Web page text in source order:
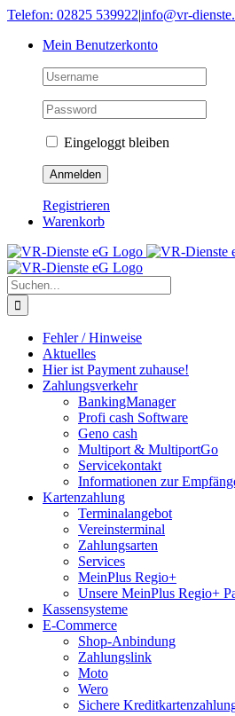
Skip
content
Telefon: 02825 539922|info@vr-
Mein Benutzerkonto
Eingeloggt bleiben
Registrieren
Warenkorb
Suche
nach:
Fehler / Hinweise
Aktuelles
Hier ist Payment zuhause!
Zahlungsverkehr
BankingManager
Profi cash Software
Geno cash
Multiport & MultiportGo
Servicekontakt
Informationen zur
Kartenzahlung
Terminalangebot
Vereinsterminal
Zahlungsarten
Services
MeinPlus Regio+
Unsere MeinPlus Regio+
Kassensysteme
E-Commerce
Shop-Anbindung
Zahlungslink
Moto
Wero
Sichere